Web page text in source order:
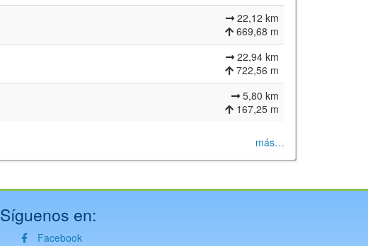
22,12 km
669,68 m
22,94 km
722,56 m
5,80 km
167,25 m
más…
Síguenos en:
Facebook